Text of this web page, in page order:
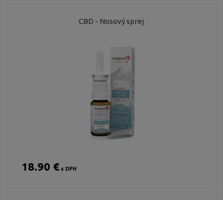
CBD - Nosový sprej
18.90 €s DPH